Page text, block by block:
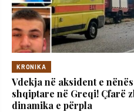
KRONIKA
Vdekja në aksident e
shqiptare në Greqi! Çfarë
dinamika e përpla